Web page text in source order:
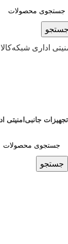
اداری شبکه
تجهیزات جانبی امنیتی
جستجو